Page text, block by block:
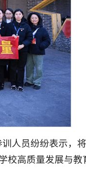
人员纷纷表示，
高质量发展与教